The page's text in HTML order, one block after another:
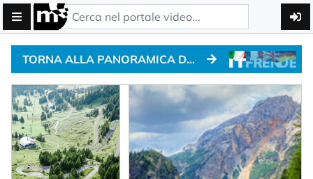
TORNA ALLA PANORAMICA DEI PASSI ALPINI